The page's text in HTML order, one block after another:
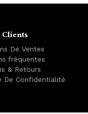
De Ventes
fréquentes
& Retours
De Confidentialité